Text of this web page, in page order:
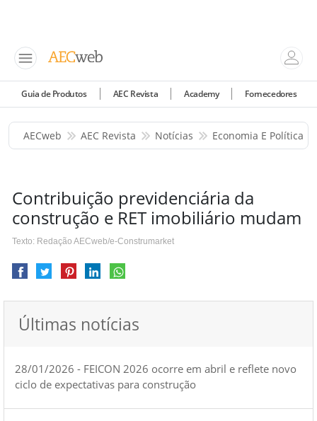
Guia de Produtos AEC Revista Academy Fornecedores
AECweb AEC Revista Notícias Economia E Política
Contribuição previdenciária da
construção e RET imobiliário mudam
Texto: Redação AECweb/e-Construmarket
Últimas notícias
28/01/2026 - FEICON 2026 ocorre em abril e reflete novo
ciclo de expectativas para construção